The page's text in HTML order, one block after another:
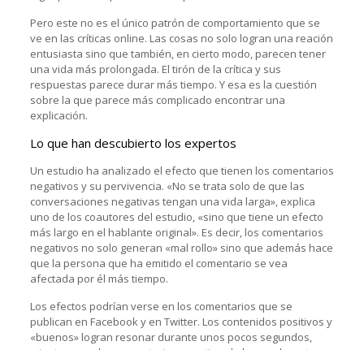
Pero este no es el único patrón de comportamiento que se
ve en las críticas online. Las cosas no solo logran una reación
entusiasta sino que también, en cierto modo, parecen tener
una vida más prolongada. El tirón de la crítica y sus
respuestas parece durar más tiempo. Y esa es la cuestión
sobre la que parece más complicado encontrar una
explicación.
Lo que han descubierto los expertos
Un estudio ha analizado el efecto que tienen los comentarios
negativos y su pervivencia. «No se trata solo de que las
conversaciones negativas tengan una vida larga», explica
uno de los coautores del estudio, «sino que tiene un efecto
más largo en el hablante original». Es decir, los comentarios
negativos no solo generan «mal rollo» sino que además hace
que la persona que ha emitido el comentario se vea
afectada por él más tiempo.
Los efectos podrían verse en los comentarios que se
publican en Facebook y en Twitter. Los contenidos positivos y
«buenos» logran resonar durante unos pocos segundos,